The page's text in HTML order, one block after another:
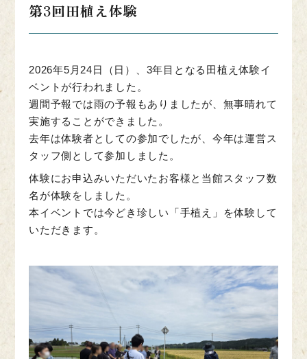
第3回田植え体験
2026年5月24日（日）、3年目となる田植え体験イ
ベントが行われました。
週間予報では雨の予報もありましたが、無事晴れて
実施することができました。
去年は体験者としての参加でしたが、今年は運営ス
タッフ側として参加しました。
体験にお申込みいただいたお客様と当館スタッフ数
名が体験をしました。
本イベントでは今どき珍しい「手植え」を体験して
いただきます。